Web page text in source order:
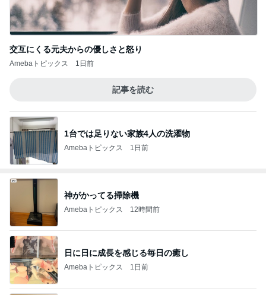
交互にくる元夫からの優しさと怒り
Amebaトピックス 1日前
記事を読む
1台では足りない家族4人の洗濯物
Amebaトピックス 1日前
神がかってる掃除機
Amebaトピックス 12時間前
日に日に成長を感じる毎日の癒し
Amebaトピックス 1日前